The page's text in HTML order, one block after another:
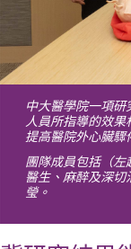
中大醫學院一項
人員所指導的效
提高醫院外心臟驟
團隊成員包括（左
醫生、麻醉及深切
瑩。